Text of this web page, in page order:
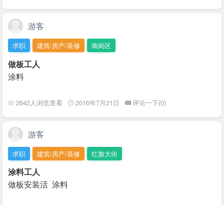
游客
求职 建筑/房产/装修 南岗区
做板工人
涂料
2642人浏览查看 2016年7月21日 评论一下(0)
游客
求职 建筑/房产/装修 红旗大街
涂料工人
做板安装活 涂料